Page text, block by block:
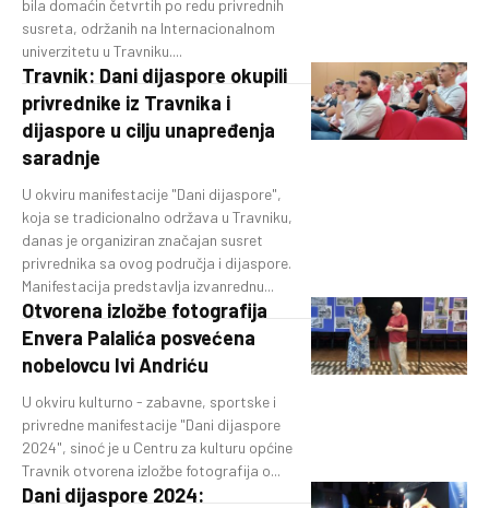
bila domaćin četvrtih po redu privrednih
susreta, održanih na Internacionalnom
univerzitetu u Travniku....
Travnik: Dani dijaspore okupili
privrednike iz Travnika i
dijaspore u cilju unapređenja
saradnje
U okviru manifestacije "Dani dijaspore",
koja se tradicionalno održava u Travniku,
danas je organiziran značajan susret
privrednika sa ovog područja i dijaspore.
Manifestacija predstavlja izvanrednu...
Otvorena izložbe fotografija
Envera Palalića posvećena
nobelovcu Ivi Andriću
U okviru kulturno - zabavne, sportske i
privredne manifestacije "Dani dijaspore
2024", sinoć je u Centru za kulturu općine
Travnik otvorena izložbe fotografija o...
Dani dijaspore 2024: